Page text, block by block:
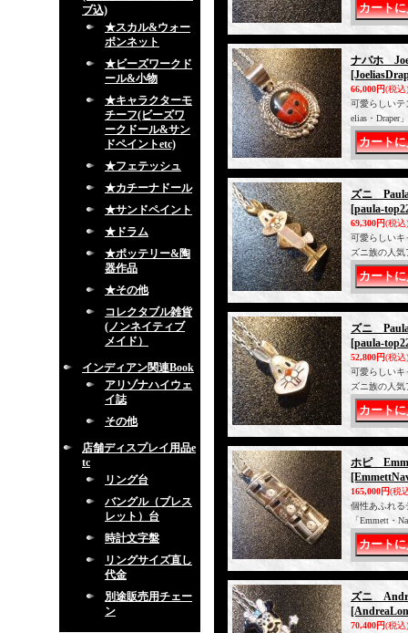
ブ込)
★スカル&ウォー
ボンネット
★ビーズワークド
ール&小物
★キャラクターモ
チーフ(ビーズワ
ークドール&サン
ドペイントetc)
★フェテッシュ
★カチーナドール
★サンドペイント
★ドラム
★ポッテリー&陶
器作品
★その他
コレクタブル雑貨
(ノンネイティブ
メイド）
インディアン関連Book
アリゾナハイウェ
イ誌
その他
店舗ディスプレイ用品e
tc
リング台
バングル（ブレス
レット）台
時計文字盤
リングサイズ直し
代金
別途販売用チェー
ン
ナバホ
66,000円(税込)
可愛らしいテ
elias・
ズニ
[paula-
69,300円(税込)
可愛らしいキ
ズニ族の人
ズニ
[paula-
52,800円(税込)
可愛らしいキ
ズニ族の人
ホピ
165,000円(税
個性あふれる
「Emmett・
ズニ
70,400円(税込)